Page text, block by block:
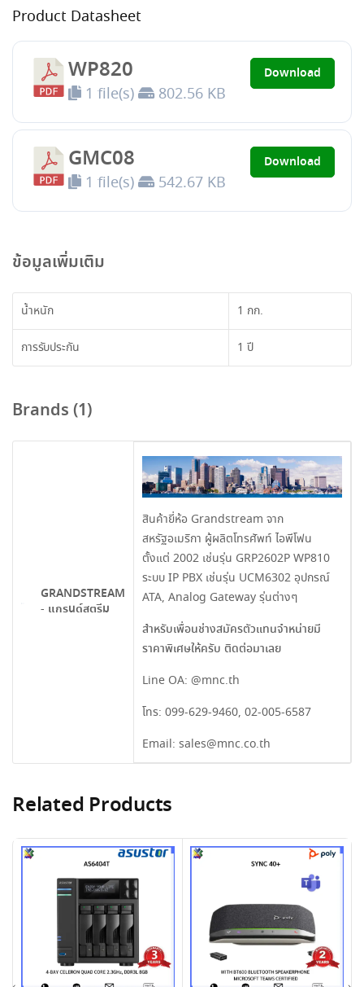
Product Datasheet
WP820
1 file(s) 802.56 KB
Download
GMC08
1 file(s) 542.67 KB
Download
ข้อมูลเพิ่มเติม
น้ำหนัก 1 กก.
การรับประกัน 1 ปี
Brands (1)
GRANDSTREAM
- แกรนด์สตรีม
สินค้ายี่ห้อ Grandstream จาก
สหรัฐอเมริกา ผู้ผลิตโทรศัพท์ ไอพีโฟน
ตั้งแต่ 2002 เช่นรุ่น GRP2602P WP810
ระบบ IP PBX เช่นรุ่น UCM6302 อุปกรณ์
ATA, Analog Gateway รุ่นต่างๆ
สำหรับเพื่อนช่างสมัครตัวแทนจำหน่ายมี
ราคาพิเศษให้ครับ ติดต่อมาเลย
Line OA: @mnc.th
โทร: 099-629-9460, 02-005-6587
Email: sales@mnc.co.th
Related Products